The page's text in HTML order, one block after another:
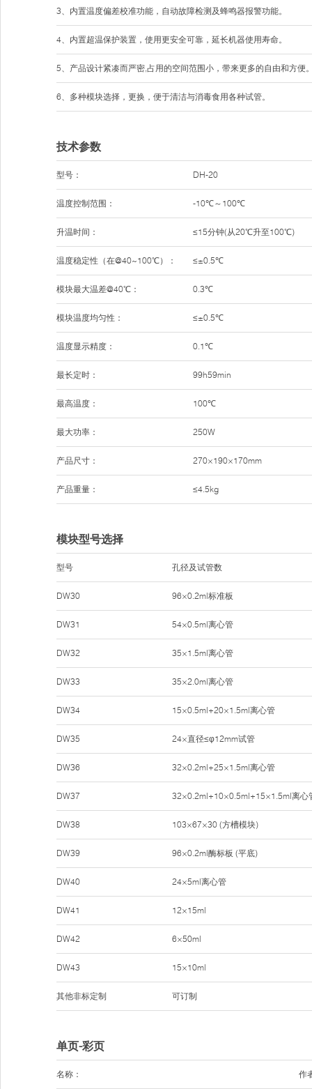
3、内置温度偏差校准功能，自动故障检测及蜂鸣器报警功能。
4、内置超温保护装置，使用更安全可靠，延长机器使用寿命。
5、产品设计紧凑而严密,占用的空间范围小，带来更多的自由和方便
6、多种模块选择，更换，便于清洁与消毒食用各种试管。
技术参数
型号： DH-20
温度控制范围： -10℃～100℃
升温时间： ≤15分钟(从20℃升至100℃)
温度稳定性（在@40~100℃）： ≤±0.5℃
模块最大温差@40℃： 0.3℃
模块温度均匀性： ≤±0.5℃
温度显示精度： 0.1℃
最长定时： 99h59min
最高温度： 100℃
最大功率： 250W
产品尺寸： 270×190×170mm
产品重量： ≤4.5kg
模块型号选择
型号 孔径及试管数
DW30 96×0.2ml标准板
DW31 54×0.5ml离心管
DW32 35×1.5ml离心管
DW33 35×2.0ml离心管
DW34 15×0.5ml+20×1.5ml离心管
DW35 24×直径≤φ12mm试管
DW36 32×0.2ml+25×1.5ml离心管
DW37 32×0.2ml+10×0.5ml+15×1.5ml离心
DW38 103×67×30 (方槽模块)
DW39 96×0.2ml酶标板 (平底)
DW40 24×5ml离心管
DW41 12×15ml
DW42 6×50ml
DW43 15×10ml
其他非标定制 可订制
单页-彩页
名称： 作